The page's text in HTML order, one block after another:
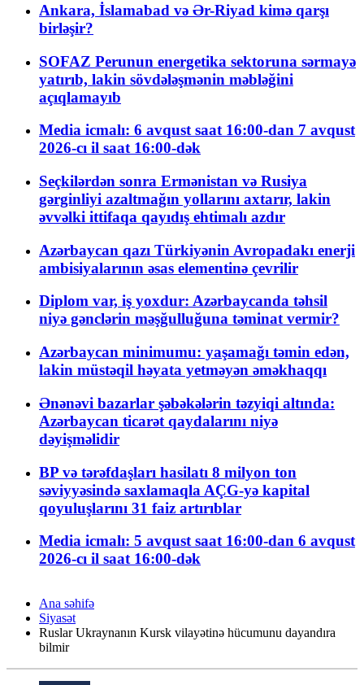
Ankara, İslamabad və Ər-Riyad kimə qarşı
birləşir?
SOFAZ Perunun energetika sektoruna sərmayə
yatırıb, lakin sövdələşmənin məbləğini
açıqlamayıb
Media icmalı: 6 avqust saat 16:00-dan 7 avqust
2026-cı il saat 16:00-dək
Seçkilərdən sonra Ermənistan və Rusiya
gərginliyi azaltmağın yollarını axtarır, lakin
əvvəlki ittifaqa qayıdış ehtimalı azdır
Azərbaycan qazı Türkiyənin Avropadakı enerji
ambisiyalarının əsas elementinə çevrilir
Diplom var, iş yoxdur: Azərbaycanda təhsil
niyə gənclərin məşğulluğuna təminat vermir?
Azərbaycan minimumu: yaşamağı təmin edən,
lakin müstəqil həyata yetməyən əməkhaqqı
Ənənəvi bazarlar şəbəkələrin təzyiqi altında:
Azərbaycan ticarət qaydalarını niyə
dəyişməlidir
BP və tərəfdaşları hasilatı 8 milyon ton
səviyyəsində saxlamaqla AÇG-yə kapital
qoyuluşlarını 31 faiz artırıblar
Media icmalı: 5 avqust saat 16:00-dan 6 avqust
2026-cı il saat 16:00-dək
Ana səhifə
Siyasət
Ruslar Ukraynanın Kursk vilayətinə hücumunu dayandıra
bilmir